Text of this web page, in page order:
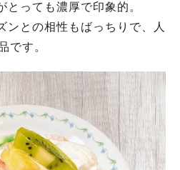
っても濃厚で印象的。
ンとの相性もばっちりで、人
です。